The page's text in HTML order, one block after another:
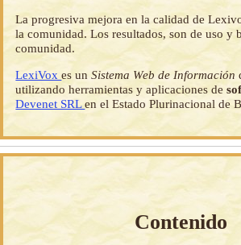
La progresiva mejora en la calidad de
la comunidad. Los resultados, son de uso y
comunidad.
LexiVoxes unSistema Web de Información
utilizando herramientas y aplicaciones de
Devenet SRLen el Estado Plurinacional de
Contenido